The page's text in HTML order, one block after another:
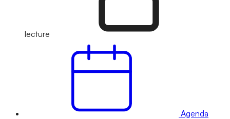
lecture
Agenda